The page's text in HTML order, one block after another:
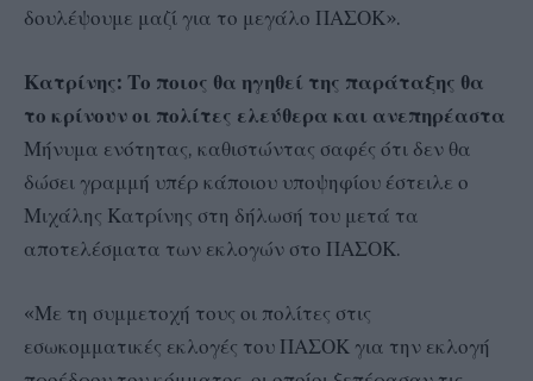
δουλέψουμε μαζί για το μεγάλο ΠΑΣΟΚ».
Κατρίνης: Το ποιος θα ηγηθεί της παράταξης θα
το κρίνουν οι πολίτες ελεύθερα και ανεπηρέαστα
Μήνυμα ενότητας, καθιστώντας σαφές ότι δεν θα
δώσει γραμμή υπέρ κάποιου υποψηφίου έστειλε ο
Μιχάλης Κατρίνης στη δήλωσή του μετά τα
αποτελέσματα των εκλογών στο ΠΑΣΟΚ.
«Με τη συμμετοχή τους οι πολίτες στις
εσωκομματικές εκλογές του ΠΑΣΟΚ για την εκλογή